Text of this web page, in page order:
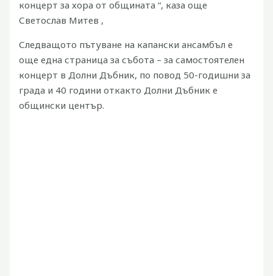
концерт за хора от общината “, каза още
Светослав Митев ,
Следващото пътуване на капански ансамбъл е
още една страница за събота – за самостоятелен
концерт в Долни Дъбник, по повод 50-годишни за
града и 40 години откакто Долни Дъбник е
общински център.